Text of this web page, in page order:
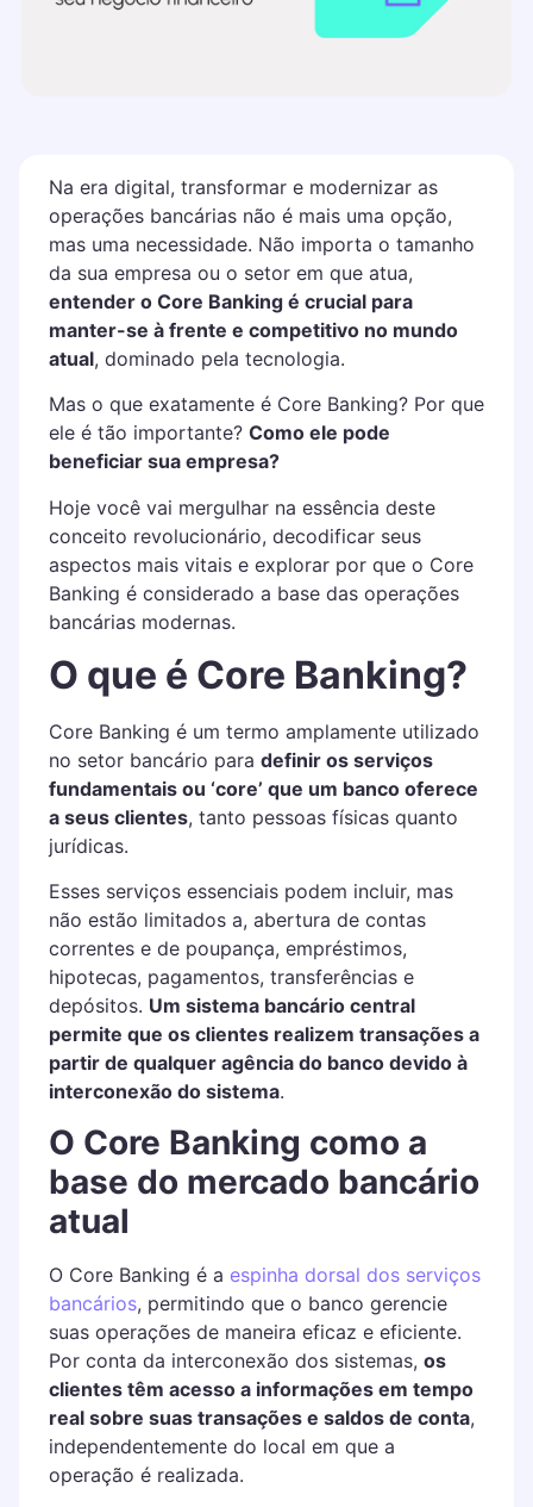
Na era digital, transformar e modernizar as
operações bancárias não é mais uma opção,
mas uma necessidade. Não importa o tamanho
da sua empresa ou o setor em que atua,
entender o Core Banking é crucial para
manter-se à frente e competitivo no mundo
atual, dominado pela tecnologia.
Mas o que exatamente é Core Banking? Por que
ele é tão importante? Como ele pode
beneficiar sua empresa?
Hoje você vai mergulhar na essência deste
conceito revolucionário, decodificar seus
aspectos mais vitais e explorar por que o Core
Banking é considerado a base das operações
bancárias modernas.
O que é Core Banking?
Core Banking é um termo amplamente utilizado
no setor bancário para definir os serviços
fundamentais ou ‘core’ que um banco oferece
a seus clientes, tanto pessoas físicas quanto
jurídicas.
Esses serviços essenciais podem incluir, mas
não estão limitados a, abertura de contas
correntes e de poupança, empréstimos,
hipotecas, pagamentos, transferências e
depósitos. Um sistema bancário central
permite que os clientes realizem transações a
partir de qualquer agência do banco devido à
interconexão do sistema.
O Core Banking como a
base do mercado bancário
atual
O Core Banking é a espinha dorsal dos serviços
bancários, permitindo que o banco gerencie
suas operações de maneira eficaz e eficiente.
Por conta da interconexão dos sistemas, os
clientes têm acesso a informações em tempo
real sobre suas transações e saldos de conta,
independentemente do local em que a
operação é realizada.